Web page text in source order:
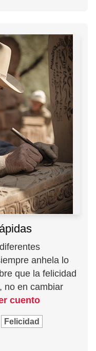
anhela lo
que la felicidad
no en cambiar
cuento
Felicidad